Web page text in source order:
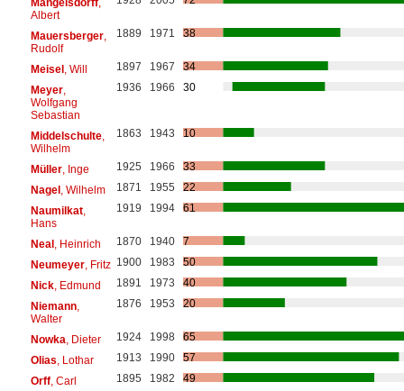
Albert
Mauersberger,
Rudolf
1889 1971 38
Meisel, Will 1897 1967
34
Meyer,
Wolfgang
Sebastian
1936 1966 30
Middelschulte,
Wilhelm
1863 1943 10
Müller, Inge 1925 1966
33
Nagel, Wilhelm 1871 1955
22
Naumilkat,
Hans
1919 1994 61
Neal, Heinrich 1870 1940
7
Neumeyer, Fritz 1900 1983
50
Nick, Edmund 1891 1973
40
Niemann,
Walter
1876 1953 20
Nowka , Dieter 1924 1998
65
Olias , Lothar 1913 1990
57
Orff, Carl 1895 1982
49